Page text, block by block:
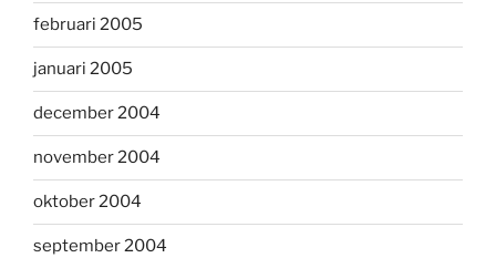
februari 2005
januari 2005
december 2004
november 2004
oktober 2004
september 2004